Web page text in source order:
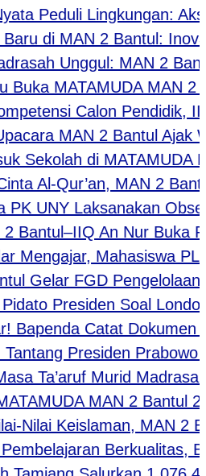
Peduli Lingkungan: Aksi
di MAN 2 Bantul: Inovasi
Unggul: MAN 2 Bantul
MATAMUDA MAN 2
Calon Pendidik, IIQ
MAN 2 Bantul Ajak
di MATAMUDA
Al-Qur’an, MAN 2 Bantul
UNY Laksanakan
An Nur Buka
Mahasiswa PLP
Gelar FGD Pengelolaan
Presiden Soal Londo
Catat Dokumen
Presiden Prabowo
Ta’aruf Murid Madrasah,
MAN 2 Bantul
Keislaman, MAN 2
Berkualitas,